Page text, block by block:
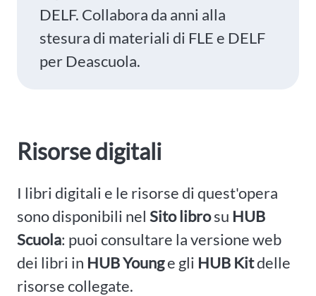
DELF. Collabora da anni alla
stesura di materiali di FLE e DELF
per Deascuola.
Risorse digitali
I libri digitali e le risorse di quest'opera
sono disponibili nel Sito librosu HUB
Scuola: puoi consultare la versione web
dei libri in HUB Younge gli HUB Kitdelle
risorse collegate.